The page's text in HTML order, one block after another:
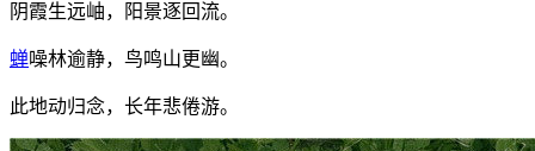
阴霞生远岫，阳景逐回流。
蝉噪林逾静，鸟鸣山更幽。
此地动归念，长年悲倦游。